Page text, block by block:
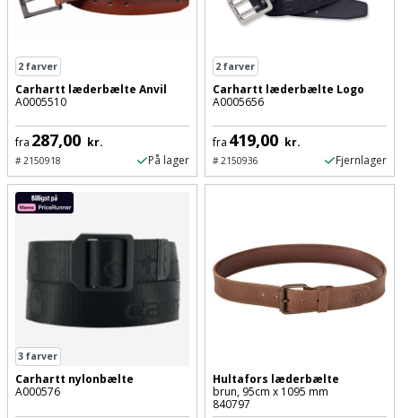
Varmepistol
Vinkelsliber
Vinkelslibertilbehør
2farver
Carhartt læderbælte Anvil
A0005510
fra 287,00 kr.
#2150918 På lager
2farver
Carhartt læderbælte Logo
A0005656
fra 419,00 kr.
#2150936 Fjernlager
3farver
Carhartt nylonbælte
A000576
Hultafors læderbælte
brun, 95cm x 1095 mm
840797